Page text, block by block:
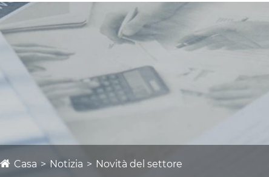
Casa Notizia Novità del settore